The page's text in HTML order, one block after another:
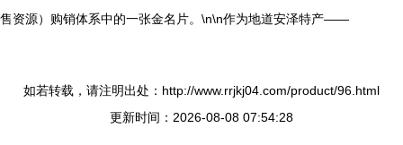
售资源）购销体系中的一张金名片。\n\n作为地道安泽特产——
如若转载，请注明出处：http://www.rrjkj04.com/product/96.html
更新时间：2026-08-08 07:54:28